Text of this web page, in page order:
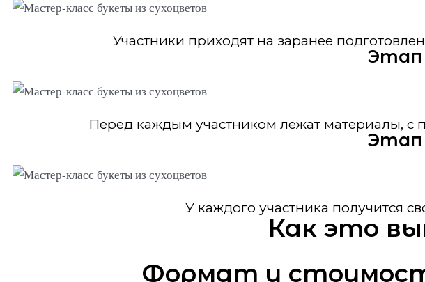
Участники приходят на заранее
Этап
Перед каждым участником лежат материалы, с
Этап
У каждого участника получится
Как это
Формат и